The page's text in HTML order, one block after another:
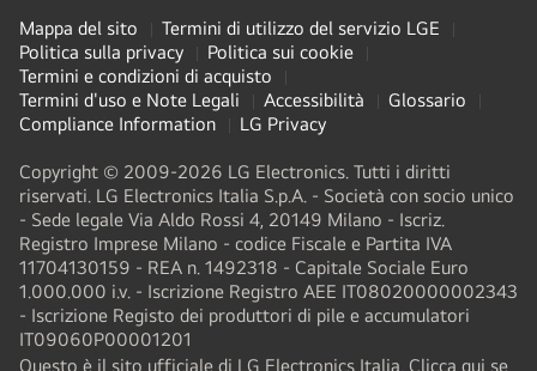
Mappa del sito
Termini di utilizzo del servizio LGE
Politica sulla privacy
Politica sui cookie
Termini e condizioni di acquisto
Termini d'uso e Note Legali
Accessibilità
Glossario
Compliance Information
LG Privacy
Copyright © 2009-2026 LG Electronics. Tutti i diritti
riservati. LG Electronics Italia S.p.A. - Società con socio unico
- Sede legale Via Aldo Rossi 4, 20149 Milano - Iscriz.
Registro Imprese Milano - codice Fiscale e Partita IVA
11704130159 - REA n. 1492318 - Capitale Sociale Euro
1.000.000 i.v. - Iscrizione Registro AEE IT08020000002343​
- Iscrizione Registo dei produttori di pile e accumulatori
IT09060P00001201
Questo è il sito ufficiale di LG Electronics Italia. Clicca qui se